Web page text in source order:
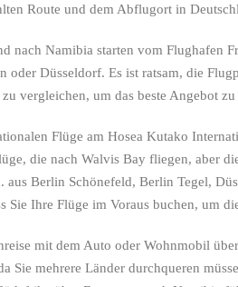
Route und dem Abflugort in
nach Namibia starten vom Flughafen
oder Düsseldorf. Es ist ratsam, die
vergleichen, um das beste Angebot
Flüge am Hosea Kutako
die nach Walvis Bay fliegen, aber
aus Berlin Schönefeld, Berlin Tegel,
Sie Ihre Flüge im Voraus buchen, um
mit dem Auto oder Wohnmobil
Sie mehrere Länder durchqueren